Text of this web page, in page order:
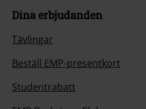
Dina erbjudanden
Tävlingar
Beställ EMP-presentkort
Studentrabatt